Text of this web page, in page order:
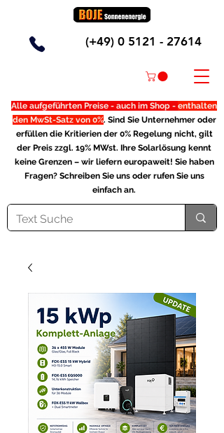
(+49) 0 5121 - 27614
Alle aufgeführten Preise - auch im Shop - enthalten
den MwSt-Satz von 0%. Sind Sie Unternehmer oder
erfüllen die Kritierien der 0% Regelung nicht, gilt
der Preis zzgl. 19% MWst. Ihre Solarlösung kennt
keine Grenzen – wir liefern europaweit! Sie haben
Fragen? Schreiben Sie uns oder rufen Sie uns
einfach an.